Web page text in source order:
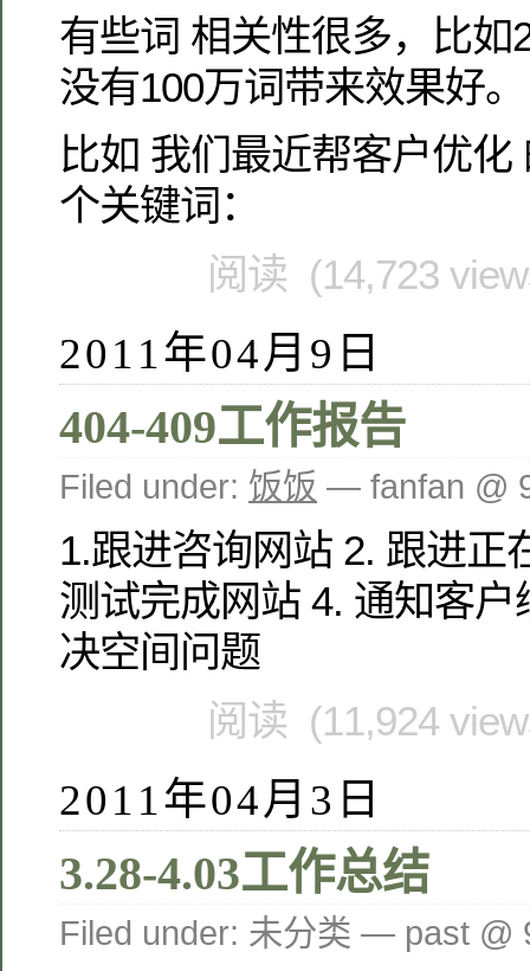
有些词 相关性很多，比如
没有100万词带来效果好。
比如 我们最近帮客户优化
个关键词：
阅读 (14,723
2011年04月9日
404-409工作报告
Filed under: 饭饭 — fanfan @
1.跟进咨询网站 2. 跟进正
测试完成网站 4. 通知客户
决空间问题
阅读 (11,924
2011年04月3日
3.28-4.03工作总结
Filed under: 未分类 — past @